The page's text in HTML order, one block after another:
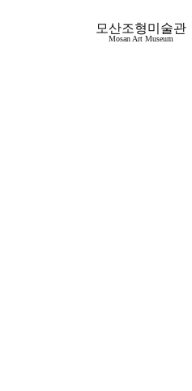
모산조형미술관
Mosan Art Museum